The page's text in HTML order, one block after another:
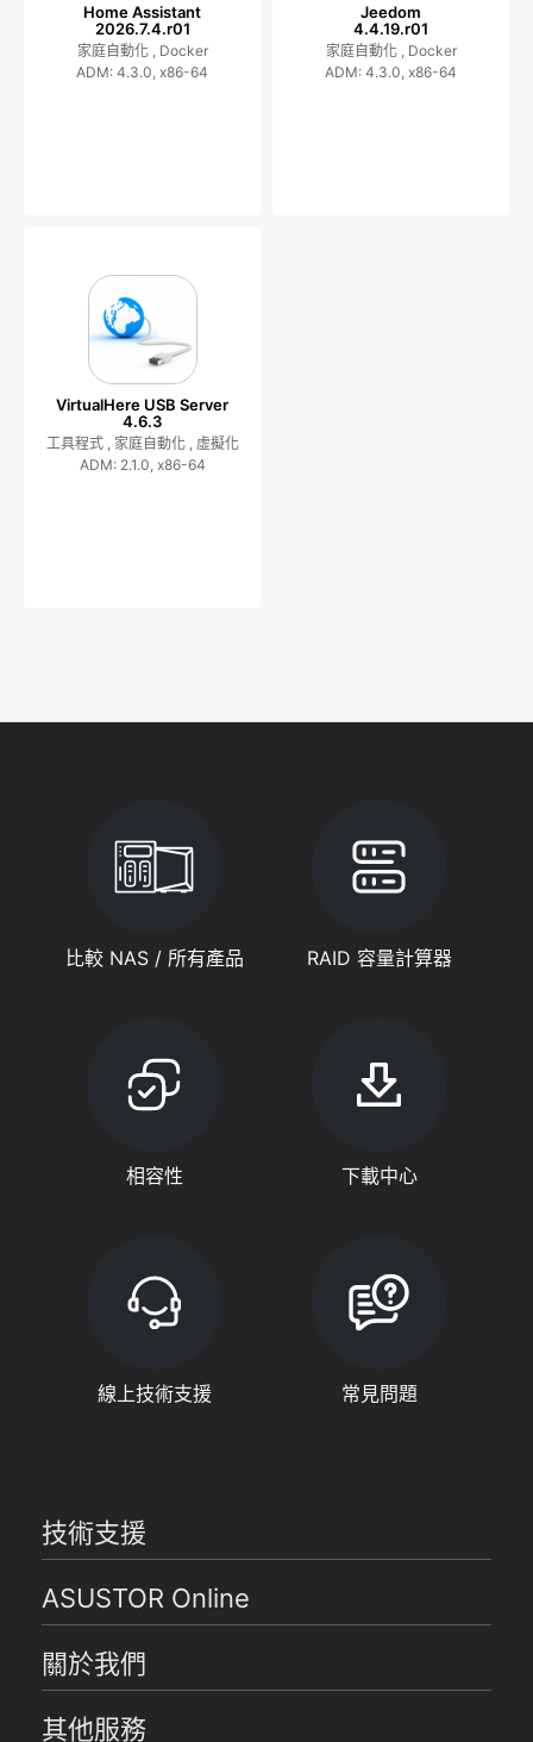
Home Assistant
2026.7.4.r01
家庭自動化 , Docker
ADM: 4.3.0, x86-64
Jeedom
4.4.19.r01
家庭自動化 , Docker
ADM: 4.3.0, x86-64
VirtualHere USB Server
4.6.3
工具程式 , 家庭自動化 , 虛擬化
ADM: 2.1.0, x86-64
比較 NAS / 所有產品 RAID 容量計算器
相容性 下載中心
線上技術支援 常見問題
技術支援
ASUSTOR Online
關於我們
其他服務